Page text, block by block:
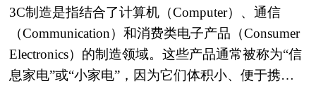
争优势。 本研究咨询报告由中研普华咨询公司领
衔撰写，在大量周密的市场调研基础上，主要依据
了国家统计局、国家商务部、国家发改委、国家经
济信息中心、国务院发展研究中心、中国行业研究
万份行业研究报告数据库、服务了10000多家企事
业单位，现已成为中国最具影响力的产业研究咨询
综合服务机构。集团下属研究院的产业研究报告在
大量周密的市场调研基础上，主要依据了国家统计
3C制造是指结合了计算机（Computer）、通信
（Communication）和消费类电子产品（Consumer
Electronics）的制造领域。这些产品通常被称为“信
息家电”或“小家电”，因为它们体积小、便于携带